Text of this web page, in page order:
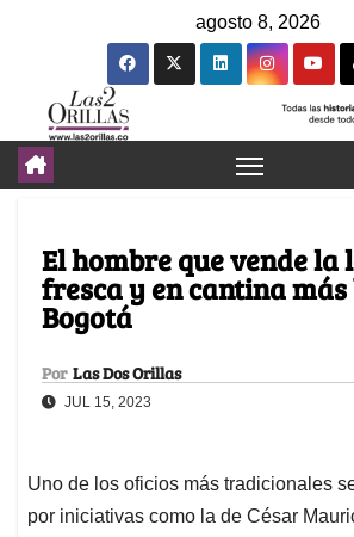
agosto 8, 2026
El hombre que vende la
fresca y en cantina
Bogotá
Por Las Dos Orillas
JUL 15, 2023
Uno de los oficios más tradicionales
por iniciativas como la de César